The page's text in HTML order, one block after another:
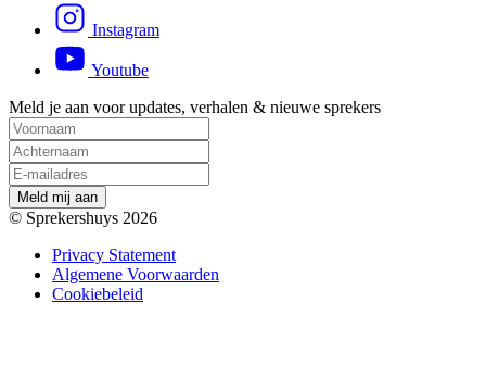
Instagram
Youtube
Meld je aan voor updates, verhalen & nieuwe sprekers
Meld mij aan
© Sprekershuys 2026
Privacy Statement
Algemene Voorwaarden
Cookiebeleid